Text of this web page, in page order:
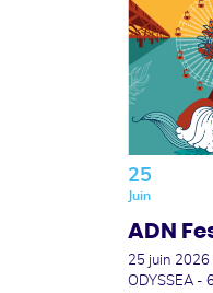
25
Juin
ADN
25 juin 2026
ODYSSEA -